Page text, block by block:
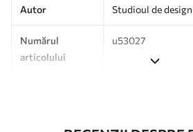
Autor Studioul de
Numărul
articolului
u53027